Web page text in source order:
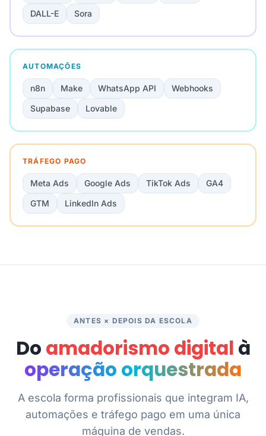
DALL-E
Sora
AUTOMAÇÕES
n8n Make WhatsApp API
Webhooks
Supabase
Lovable
TRÁFEGO PAGO
Meta Ads Google Ads TikTok Ads
GA4
GTM
LinkedIn Ads
ANTES × DEPOIS DA ESCOLA
Do amadorismo digital à
operação orquestrada
A escola forma profissionais que integram IA,
automações e tráfego pago em uma única
máquina de vendas.